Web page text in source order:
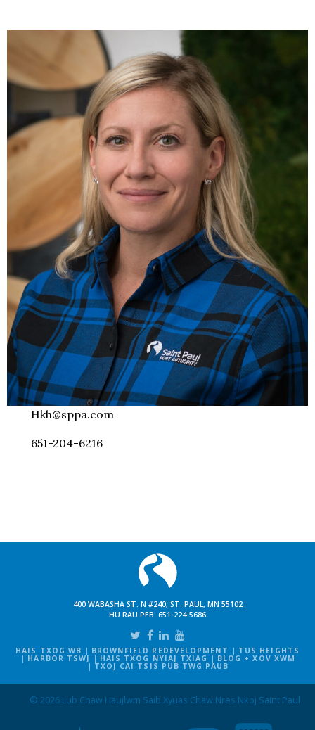
Hkh@sppa.com
651-204-6216
400 WABASHA ST. N #240, ST. PAUL, MN 55102
HU RAU PEB: 651-224-5686
HAIS TXOG WB BROWNFIELD REDEVELOPMENT TUS HEIGHTS
HARBOR TSWJ HAIS TXOG NYIAJ TXIAG BLOG + XOV XWM
TXOJ CAI TSIS PUB TWG PAUB
© 2026 Lub Chaw Haujlwm Saib Xyuas Chaw Nres Nkoj Saint Paul